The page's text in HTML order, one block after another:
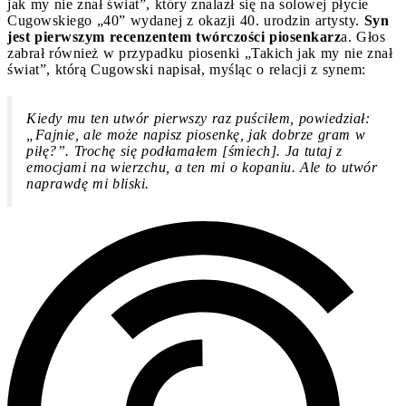
jak my nie znał świat”, który znalazł się na solowej płycie
Cugowskiego „40” wydanej z okazji 40. urodzin artysty. Syn
jest pierwszym recenzentem twórczości piosenkarza. Głos
zabrał również w przypadku piosenki „Takich jak my nie znał
świat”, którą Cugowski napisał, myśląc o relacji z synem:
Kiedy mu ten utwór pierwszy raz puściłem, powiedział:
„Fajnie, ale może napisz piosenkę, jak dobrze gram w
piłę?”. Trochę się podłamałem [śmiech]. Ja tutaj z
emocjami na wierzchu, a ten mi o kopaniu. Ale to utwór
naprawdę mi bliski.